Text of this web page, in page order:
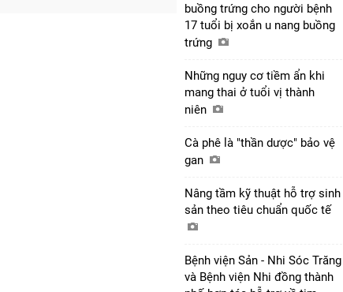
buồng trứng cho người bệnh
17 tuổi bị xoắn u nang buồng
trứng
Những nguy cơ tiềm ẩn khi
mang thai ở tuổi vị thành
niên
Cà phê là "thần dược" bảo vệ
gan
Nâng tầm kỹ thuật hỗ trợ sinh
sản theo tiêu chuẩn quốc tế
Bệnh viện Sản - Nhi Sóc Trăng
và Bệnh viện Nhi đồng thành